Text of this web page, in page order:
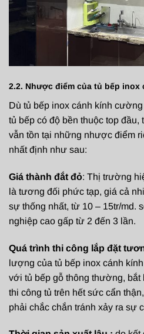
2.2. Nhược điểm của tủ bếp inox
Dù tủ bếp inox cánh kính
tủ bếp có độ bền thuộc top đầu,
vẫn tồn tại những nhược điểm
nhất định như sau:
Giá thành đắt đỏ: Thị trường
là tương đối phức tạp, giá cả
sự thống nhất, từ 10 – 15tr/md.
nghiệp cao gấp từ 2 đến 3 lần.
Quá trình thi công lắp đặt
lượng của tủ bếp inox cánh
với tủ bếp gỗ thông thường, bắt
thi công tủ trên hết sức cẩn
phải chắc chắn tránh xảy ra sự